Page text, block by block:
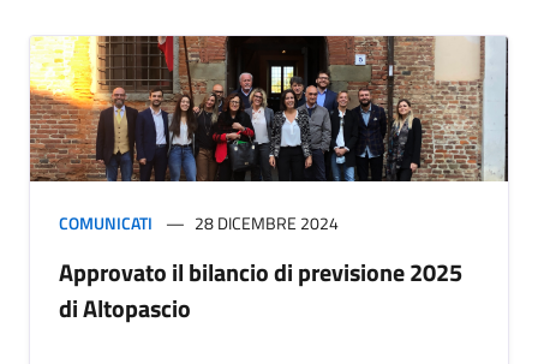
COMUNICATI 28 DICEMBRE 2024
Approvato il bilancio di previsione 2025
di Altopascio